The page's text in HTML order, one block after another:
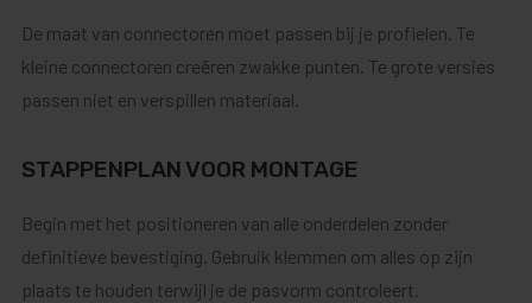
De maat van connectoren moet passen bij je profielen. Te
kleine connectoren creëren zwakke punten. Te grote versies
passen niet en verspillen materiaal.
STAPPENPLAN VOOR MONTAGE
Begin met het positioneren van alle onderdelen zonder
definitieve bevestiging. Gebruik klemmen om alles op zijn
plaats te houden terwijl je de pasvorm controleert.